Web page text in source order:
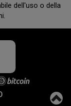
dell'uso o della